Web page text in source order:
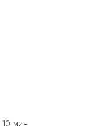
10 мин